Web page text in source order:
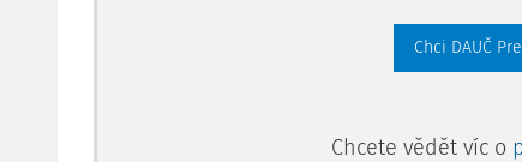
Chci DAUČ
Chcete vědět víc o